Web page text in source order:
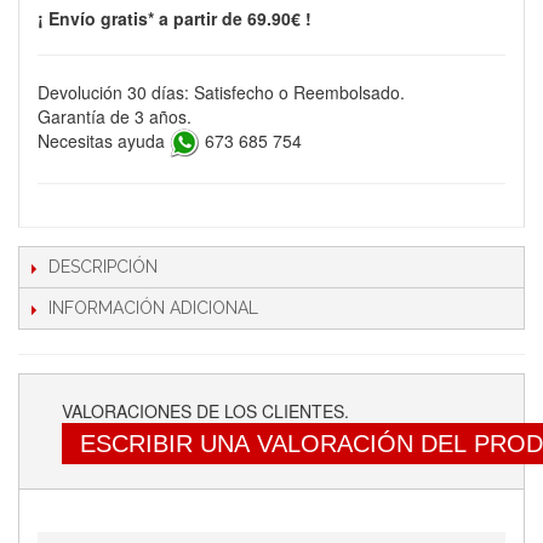
¡ Envío gratis* a partir de 69.90€ !
Devolución 30 días: Satisfecho o Reembolsado.
Garantía de 3 años.
Necesitas ayuda
673 685 754
DESCRIPCIÓN
INFORMACIÓN ADICIONAL
VALORACIONES DE LOS CLIENTES.
ESCRIBIR UNA VALORACIÓN DEL